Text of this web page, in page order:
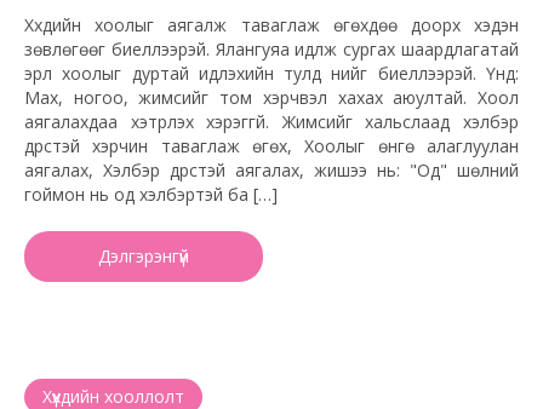
Хүүхдийн хоолыг аягалж таваглаж өгөхдөө доорх хэдэн
зөвлөгөөг биелүүлээрэй. Ялангуяа идүүлж сургах шаардлагатай
эрүүл хоолыг дуртай идүүлэхийн тулд үүнийг биелүүлээрэй. Үүнд:
Мах, ногоо, жимсийг том хэрчвэл хахах аюултай. Хоол
аягалахдаа хэтрүүлэх хэрэггүй. Жимсийг хальслаад хэлбэр
дүрстэй хэрчин таваглаж өгөх, Хоолыг өнгө алаглуулан
аягалах, Хэлбэр дүрстэй аягалах, жишээ нь: "Од" шөлний
гоймон нь од хэлбэртэй ба […]
Дэлгэрэнгүй
Хүүхдийн хооллолт